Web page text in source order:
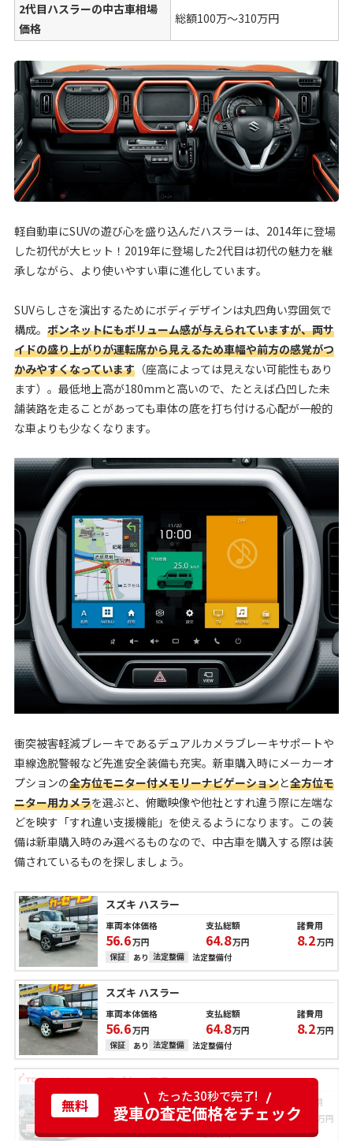
2代目ハスラーの中古車相場
価格
総額100万〜310万円
軽自動車にSUVの遊び心を盛り込んだハスラーは、2014年に登場
した初代が大ヒット！2019年に登場した2代目は初代の魅力を継
承しながら、より使いやすい車に進化しています。
SUVらしさを演出するためにボディデザインは丸四角い雰囲気で
構成。 ボンネットにもボリューム感が与えられていますが、両サ
イドの盛り上がりが運転席から見えるため車幅や前方の感覚がつ
かみやすくなっています（座高によっては見えない可能性もあり
ます）。最低地上高が180mmと高いので、たとえば凸凹した未
舗装路を走ることがあっても車体の底を打ち付ける心配が一般的
な車よりも少なくなります。
衝突被害軽減ブレーキであるデュアルカメラブレーキサポートや
車線逸脱警報など先進安全装備も充実。新車購入時にメーカーオ
プションの全方位モニター付メモリーナビゲーションと全方位モ
ニター用カメラを選ぶと、俯瞰映像や他社とすれ違う際に左端な
どを映す「すれ違い支援機能」を使えるようになります。この装
備は新車購入時のみ選べるものなので、中古車を購入する際は装
備されているものを探しましょう。
スズキ ハスラー
車両本体価格
56.6万円
支払総額
64.8万円
諸費用
8.2万円
保証 あり 法定整備 法定整備付
スズキ ハスラー
車両本体価格
56.6万円
支払総額
64.8万円
諸費用
8.2万円
保証 あり 法定整備 法定整備付
スズキ ハスラー
車両本体価格
111.0万円
支払総額
119.9万円
諸費用
8.9 万円
保証 あり 法定整備 法定整備付
無料 たった30秒で完了!
愛車の査定価格をチェック